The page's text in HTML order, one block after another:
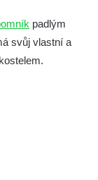
padlým
svůj vlastní a